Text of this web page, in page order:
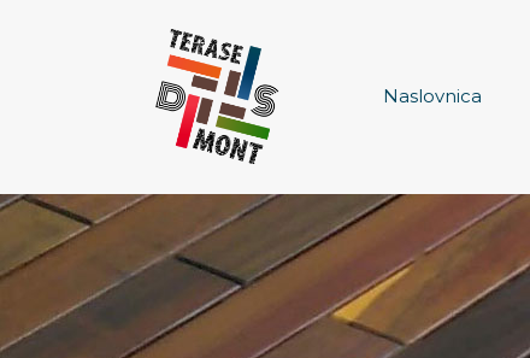
Naslovnica